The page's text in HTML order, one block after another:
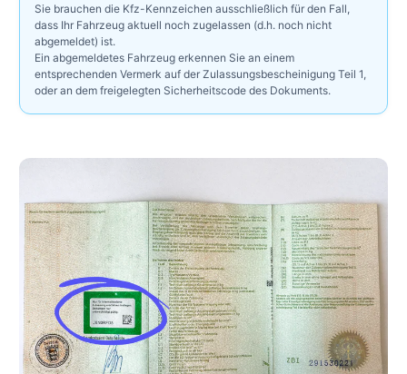
Sie brauchen die Kfz-Kennzeichen ausschließlich für den Fall,
dass Ihr Fahrzeug aktuell noch zugelassen (d.h. noch nicht
abgemeldet) ist.
Ein abgemeldetes Fahrzeug erkennen Sie an einem
entsprechenden Vermerk auf der Zulassungsbescheinigung Teil 1,
oder an dem freigelegten Sicherheitscode des Dokuments.